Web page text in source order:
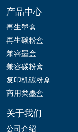
产品中心
再生墨盒
再生碳粉盒
兼容墨盒
兼容碳粉盒
复印机碳粉盒
商用类墨盒
关于我们
公司介绍